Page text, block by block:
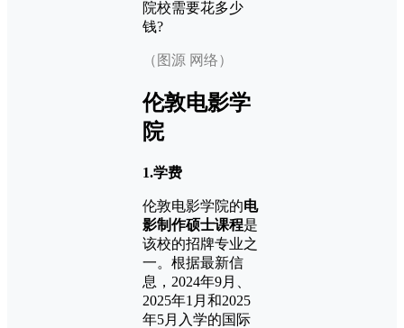
（图源 网络）
伦敦电影学
院
1.学费
伦敦电影学院的电
影制作硕士课程是
该校的招牌专业之
一。根据最新信
息，2024年9月、
2025年1月和2025
年5月入学的国际